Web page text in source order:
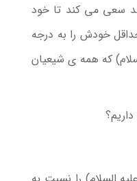
سعی می کند تا خود
خودش را به درجه
که همه ی شیعیان